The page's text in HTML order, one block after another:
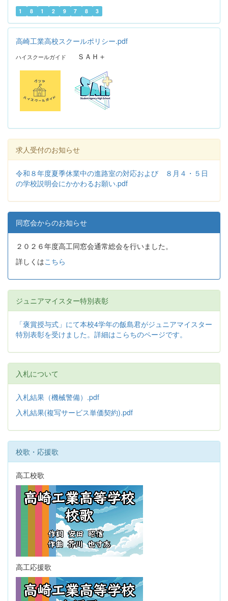
1 8 1 2 9 7 8 3
高崎工業高校スクールポリシー.pdf
ハイスクールガイド ＳＡＨ＋
求人受付のお知らせ
令和８年度夏季休業中の進路室の対応および ８月４・５日
の学校説明会にかかわるお願い.pdf
同窓会からのお知らせ
２０２６年度高工同窓会通常総会を行いました。
詳しくはこちら
ジュニアマイスター特別表彰
「褒賞授与式」にて本校4学年の飯島君がジュニアマイスター
特別表彰を受けました。詳細はこらちのページです。
入札について
入札結果（機械警備）.pdf
入札結果(複写サービス単価契約).pdf
校歌・応援歌
高工校歌
高工応援歌